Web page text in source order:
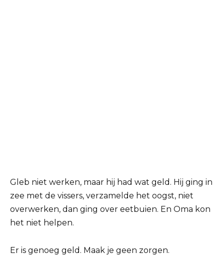
Gleb niet werken, maar hij had wat geld. Hij ging in
zee met de vissers, verzamelde het oogst, niet
overwerken, dan ging over eetbuien. En Oma kon
het niet helpen.
Er is genoeg geld. Maak je geen zorgen.